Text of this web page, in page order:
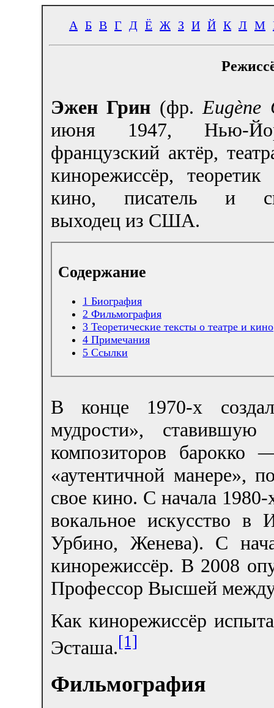
А Б В Г Д Ё Ж З И Й К Л М
Эжен Грин (фр. Eugène
июня 1947, Нью-
французский актёр,
кинорежиссёр,
кино, писатель и
выходец из США.
Содержание
1 Биография
2 Фильмография
3 Теоретические тексты о театре и кино
4 Примечания
5 Ссылки
В конце 1970-х
мудрости»,
композиторов
«аутентичной манере»,
свое кино. С начала 1980-
вокальное искусство
Урбино, Женева). С
кинорежиссёр. В 2008
Профессор Высшей
Как кинорежиссёр
Эсташа.[1]
Фильмография